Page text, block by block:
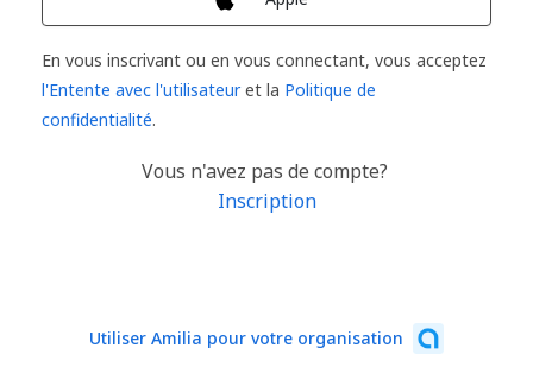
En vous inscrivant ou en vous connectant, vous acceptez
l'Entente avec l'utilisateuret la Politique de
confidentialité.
Vous n'avez pas de compte?
Inscription
Utiliser Amilia pour votre organisation